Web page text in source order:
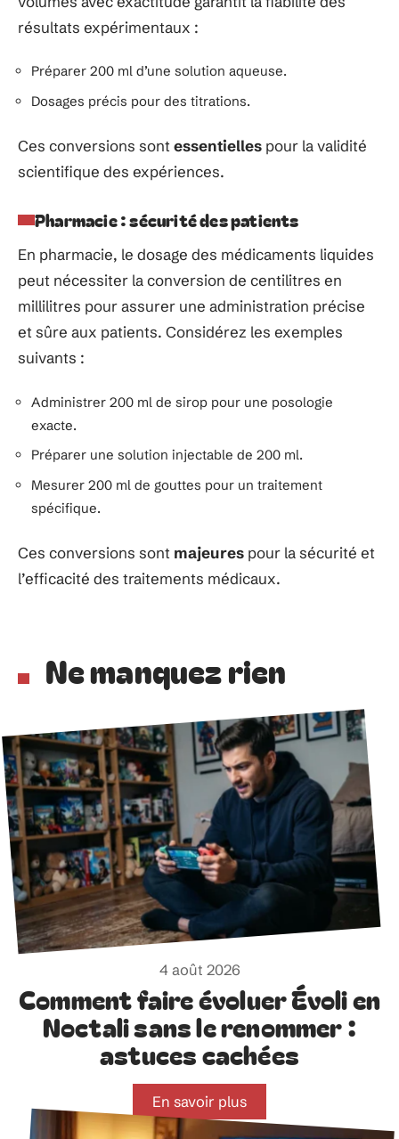
résultats expérimentaux :
Préparer 200 ml d’une solution aqueuse.
Dosages précis pour des titrations.
Ces conversions sont essentielles pour la validité
scientifique des expériences.
Pharmacie : sécurité des patients
En pharmacie, le dosage des médicaments liquides
peut nécessiter la conversion de centilitres en
millilitres pour assurer une administration précise
et sûre aux patients. Considérez les exemples
suivants :
Administrer 200 ml de sirop pour une posologie
exacte.
Préparer une solution injectable de 200 ml.
Mesurer 200 ml de gouttes pour un traitement
spécifique.
Ces conversions sont majeures pour la sécurité et
l’efficacité des traitements médicaux.
Ne manquez rien
4 août 2026
Comment faire évoluer Évoli en
Noctali sans le renommer :
astuces cachées
En savoir plus